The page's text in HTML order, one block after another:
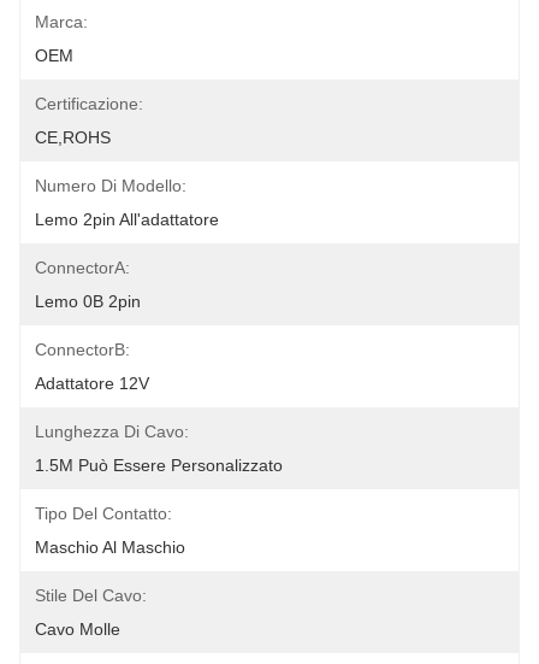
Marca:
OEM
Certificazione:
CE,ROHS
Numero Di Modello:
Lemo 2pin All'adattatore
ConnectorA:
Lemo 0B 2pin
ConnectorB:
Adattatore 12V
Lunghezza Di Cavo:
1.5M Può Essere Personalizzato
Tipo Del Contatto:
Maschio Al Maschio
Stile Del Cavo:
Cavo Molle